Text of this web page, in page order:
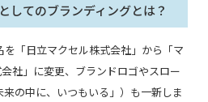
してのブランディングとは？
「日立マクセル株式会社」から「マ
社」に変更、ブランドロゴやスロー
の中に、いつもいる」）も一新しま